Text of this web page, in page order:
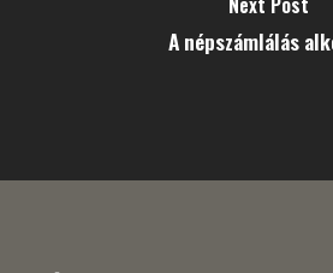
A népszámlálás